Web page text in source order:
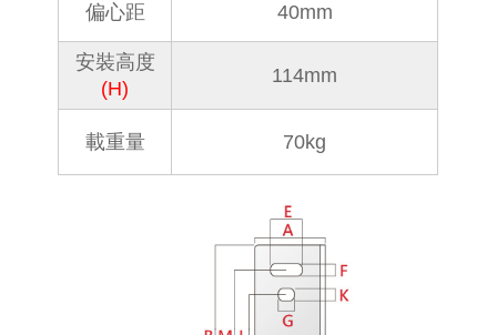
偏心距 40mm
安裝高度
(H)
114mm
載重量 70kg